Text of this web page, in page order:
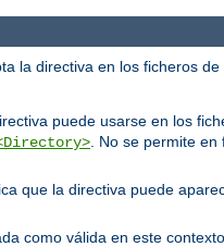
la directiva en los ficheros
puede usarse en los
. No se permite en
que la directiva puede
como válida en este